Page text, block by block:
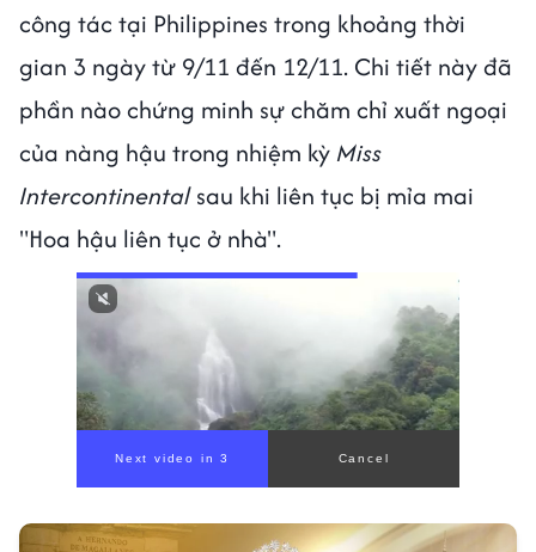
công tác tại Philippines trong khoảng thời
gian 3 ngày từ 9/11 đến 12/11. Chi tiết này đã
phần nào chứng minh sự chăm chỉ xuất ngoại
của nàng hậu trong nhiệm kỳ Miss
Intercontinentalsau khi liên tục bị mỉa mai
"Hoa hậu liên tục ở nhà".
Next video in 0 Cancel